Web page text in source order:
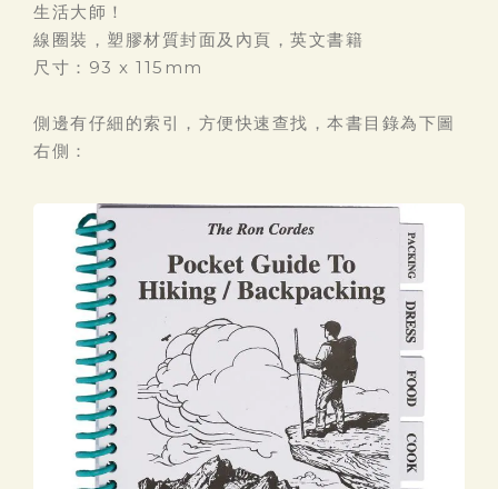
生活大師！
線圈裝，塑膠材質封面及內頁，英文書籍
尺寸：93 x 115mm
側邊有仔細的索引，方便快速查找，本書目錄為下圖
右側：